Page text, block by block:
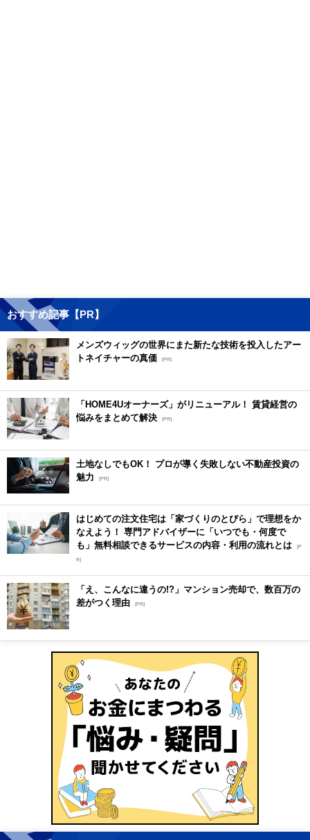
おすすめ記事【PR】
メンズウィッグの世界にまた新たな技術を投入したアー
トネイチャーの真価 [PR]
「HOME4Uオーナーズ」がリニューアル！ 賃貸経営の
悩みをまとめて解決 [PR]
土地なしでもOK！ プロが導く失敗しない不動産投資の
魅力
[PR]
はじめての注文住宅は「家づくりのとびら」で理想をか
なえよう！ 専門アドバイザーに「いつでも・何度で
も」無料相談できるサービスの内容・利用の流れとは [P
R]
「え、こんなに違うの!?」マンション売却で、数百万の
差がつく理由 [PR]